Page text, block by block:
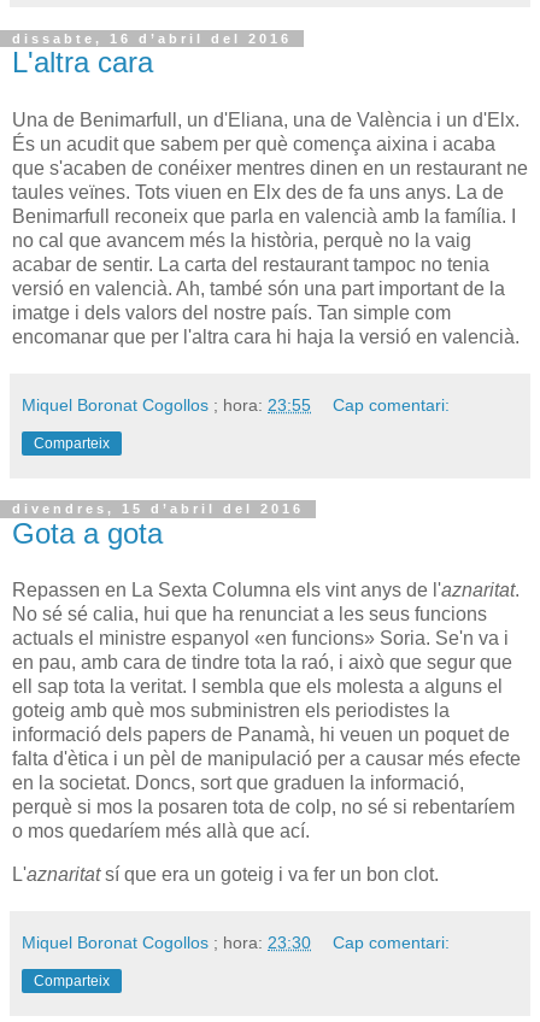
dissabte, 16 d’abril del 2016
L'altra cara
Una de Benimarfull, un d'Eliana, una de València i un d'Elx.
És un acudit que sabem per què comença aixina i acaba
que s'acaben de conéixer mentres dinen en un restaurant ne
taules veïnes. Tots viuen en Elx des de fa uns anys. La de
Benimarfull reconeix que parla en valencià amb la família. I
no cal que avancem més la història, perquè no la vaig
acabar de sentir. La carta del restaurant tampoc no tenia
versió en valencià. Ah, també són una part important de la
imatge i dels valors del nostre país. Tan simple com
encomanar que per l'altra cara hi haja la versió en valencià.
Miquel Boronat Cogollos ; hora: 23:55 Cap comentari:
Comparteix
divendres, 15 d’abril del 2016
Gota a gota
Repassen en La Sexta Columna els vint anys de l'aznaritat.
No sé sé calia, hui que ha renunciat a les seus funcions
actuals el ministre espanyol «en funcions» Soria. Se'n va i
en pau, amb cara de tindre tota la raó, i això que segur que
ell sap tota la veritat. I sembla que els molesta a alguns el
goteig amb què mos subministren els periodistes la
informació dels papers de Panamà, hi veuen un poquet de
falta d'ètica i un pèl de manipulació per a causar més efecte
en la societat. Doncs, sort que graduen la informació,
perquè si mos la posaren tota de colp, no sé si rebentaríem
o mos quedaríem més allà que ací.
L'aznaritatsí que era un goteig i va fer un bon clot.
Miquel Boronat Cogollos ; hora: 23:30 Cap comentari:
Comparteix